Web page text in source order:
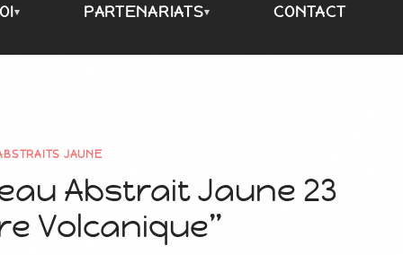
▾ PARTENARIATS▾ CONTACT
JAUNE
Abstrait Jaune 23
Volcanique”